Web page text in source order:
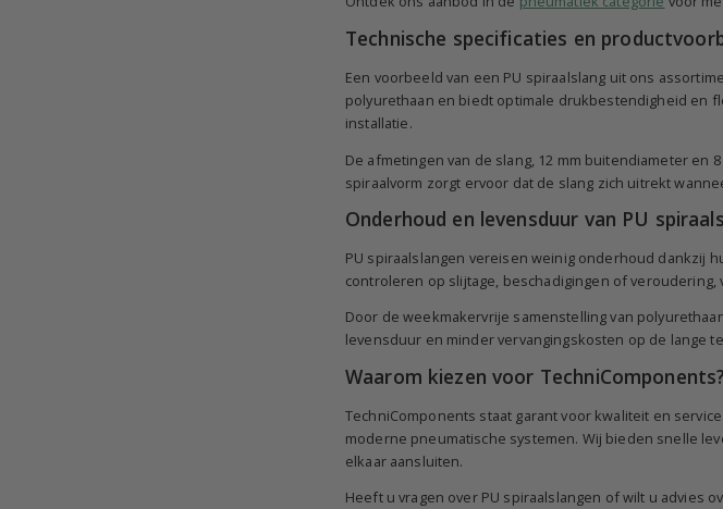
Technische specificaties en
Een voorbeeld van een PU spiraalslang uit ons
polyurethaan en biedt optimale drukbestendigheid en
installatie.
De afmetingen van de slang, 12 mm buitendiameter
spiraalvorm zorgt ervoor dat de slang zich uitrekt
Onderhoud en levensduur van PU
PU spiraalslangen vereisen weinig onderhoud dankzij
controleren op slijtage, beschadigingen of
Door de weekmakervrije samenstelling van
levensduur en minder vervangingskosten op de lange
Waarom kiezen voor TechniComponents?
TechniComponents staat garant voor kwaliteit en
moderne pneumatische systemen. Wij bieden snelle
elkaar aansluiten.
Heeft u vragen over PU spiraalslangen of wilt u advies